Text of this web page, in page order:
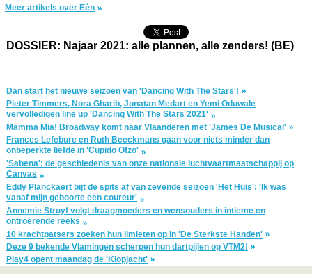
Meer artikels over Eén
DOSSIER: Najaar 2021: alle plannen, alle zenders! (BE)
Dan start het nieuwe seizoen van 'Dancing With The Stars'!
Pieter Timmers, Nora Gharib, Jonatan Medart en Yemi Oduwale
vervolledigen line up 'Dancing With The Stars 2021'
Mamma Mia! Broadway komt naar Vlaanderen met 'James De Musical'
Frances Lefebure en Ruth Beeckmans gaan voor niets minder dan
onbeperkte liefde in 'Cupido Ofzo'
'Sabena': de geschiedenis van onze nationale luchtvaartmaatschappij op
Canvas
Eddy Planckaert bijt de spits af van zevende seizoen 'Het Huis': 'Ik was
vanaf mijn geboorte een coureur'
Annemie Struyf volgt draagmoeders en wensouders in intieme en
ontroerende reeks
10 krachtpatsers zoeken hun limieten op in 'De Sterkste Handen'
Deze 9 bekende Vlamingen scherpen hun dartpijlen op VTM2!
Play4 opent maandag de 'Klopjacht'